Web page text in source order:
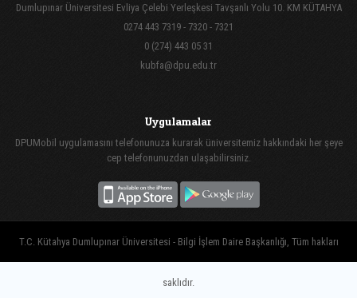
Dumlupınar Üniversitesi Evliya Çelebi Yerleşkesi Tavşanlı Yolu 10. KM KÜTAHYA
0274 443 7319 - 7320 - 7321
0 (274) 443 05 31
kubfa@dpu.edu.tr
Uygulamalar
DPUMobil uygulamasını telefonunuza kurarak üniversitemiz hakkındaki her şeye
cep telefonunuzdan ulaşabilirsiniz.
T.C. Kütahya Dumlupınar Üniversitesi - Bilgi İşlem Daire Başkanlığı, Tüm hakları
saklıdır.